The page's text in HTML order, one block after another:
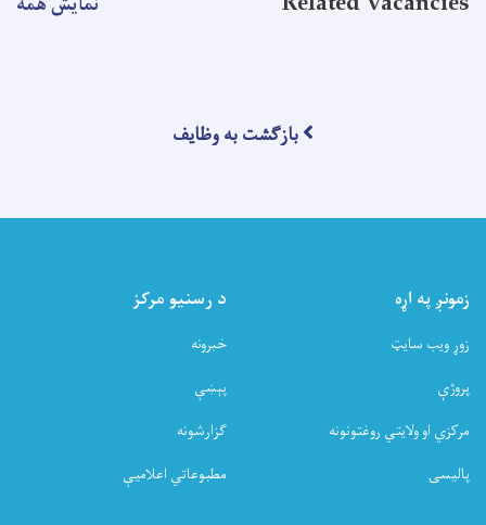
بازگشت به وظایف
زمونږ په اړه
زوړ ویب سایټ
پروژې
مرکزي او ولایتي روغتونونه
پالیسۍ
د رسنیو مرکز
خبرونه
پېښې
ګزارشونه
مطبوعاتي اعلامیې